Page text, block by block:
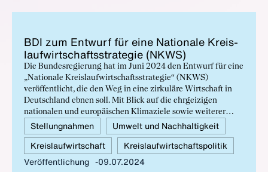
BDI zum Ent­wurf für ei­ne Na­tio­na­le Kreis­
lauf­wirt­schafts­stra­te­gie (NKWS)
Die Bundesregierung hat im Juni 2024 den Entwurf für eine
„Nationale Kreislaufwirtschaftsstrategie“ (NKWS)
veröffentlicht, die den Weg in eine zirkuläre Wirtschaft in
Deutschland ebnen soll. Mit Blick auf die ehrgeizigen
nationalen und europäischen Klimaziele sowie weiterer
Herausforderungen für die Industrie unterstützt der BDI die
Ziele der NKWS und wird ihre Umsetzung konstruktiv
begleiten. Dabei setzt sie sich vor allem für den Einsatz von
marktwirtschaftlichen Anreizen ein.
Stellungnahmen
Umwelt und Nachhaltigkeit
Kreislaufwirtschaft
Kreislaufwirtschaftspolitik
Veröffentlichung
09.07.2024